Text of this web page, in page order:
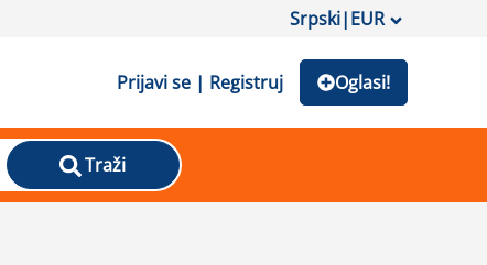
Srpski|EUR
Prijavi se | Registruj Oglasi!
Traži